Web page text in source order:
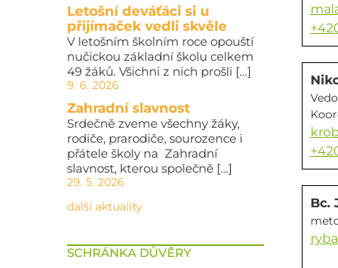
Letošní deváťáci si u
přijímaček vedli skvěle
V letošním školním roce opouští
nučickou základní školu celkem
49 žáků. Všichni z nich prošli […]
9. 6. 2026
Zahradní slavnost
Srdečně zveme všechny žáky,
rodiče, prarodiče, sourozence i
přátele školy na Zahradní
slavnost, kterou společně […]
29. 5. 2026
další aktuality
SCHRÁNKA DŮVĚRY
Bc.